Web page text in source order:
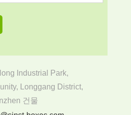
Industrial Park,
Longgang District,
건물